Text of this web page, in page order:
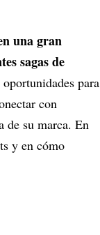
una gran
sagas de
para
con
de su marca. En
y en cómo